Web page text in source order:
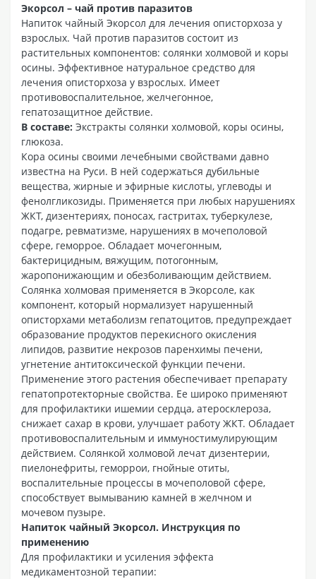
Экорсол – чай против паразитов
Напиток чайный Экорсол для лечения описторхоза у
взрослых. Чай против паразитов состоит из
растительных компонентов: солянки холмовой и коры
осины. Эффективное натуральное средство для
лечения описторхоза у взрослых. Имеет
противовоспалительное, желчегонное,
гепатозащитное действие.
В составе: Экстракты солянки холмовой, коры осины,
глюкоза.
Кора осины своими лечебными свойствами давно
известна на Руси. В ней содержаться дубильные
вещества, жирные и эфирные кислоты, углеводы и
фенолгликозиды. Применяется при любых нарушениях
ЖКТ, дизентериях, поносах, гастритах, туберкулезе,
подагре, ревматизме, нарушениях в мочеполовой
сфере, геморрое. Обладает мочегонным,
бактерицидным, вяжущим, потогонным,
жаропонижающим и обезболивающим действием.
Солянка холмовая применяется в Экорсоле, как
компонент, который нормализует нарушенный
описторхами метаболизм гепатоцитов, предупреждает
образование продуктов перекисного окисления
липидов, развитие некрозов паренхимы печени,
угнетение антитоксической функции печени.
Применение этого растения обеспечивает препарату
гепатопротекторные свойства. Ее широко применяют
для профилактики ишемии сердца, атеросклероза,
снижает сахар в крови, улучшает работу ЖКТ. Обладает
противовоспалительным и иммуностимулирующим
действием. Солянкой холмовой лечат дизентерии,
пиелонефриты, геморрои, гнойные отиты,
воспалительные процессы в мочеполовой сфере,
способствует вымыванию камней в желчном и
мочевом пузыре.
Напиток чайный Экорсол. Инструкция по
применению
Для профилактики и усиления эффекта
медикаментозной терапии: